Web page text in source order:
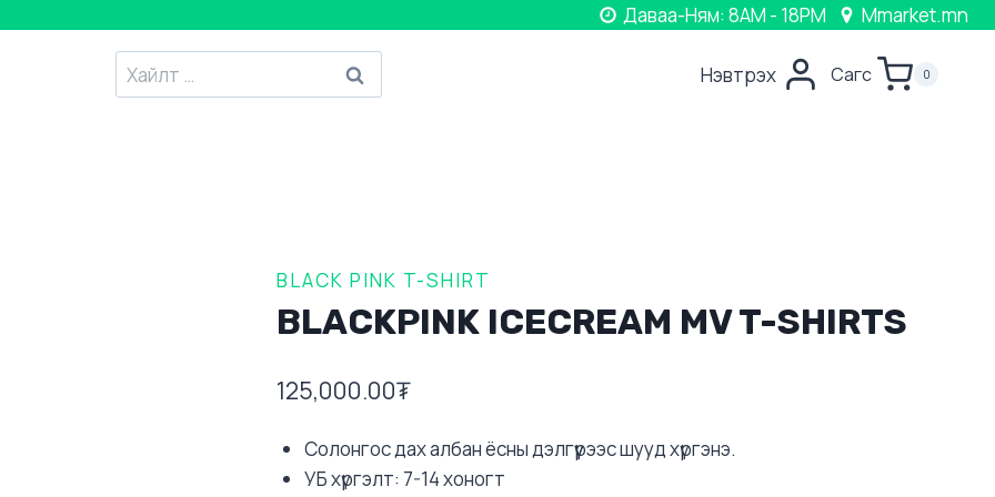
Даваа-Ням: 8AM - 18PM Mmarket.mn
Хайлтанд
:
Нэвтрэх Сагс 0
BLACK PINK T-SHIRT
BLACKPINK ICECREAM MV T-SHIRTS
125,000.00₮
Солонгос дах албан ёсны дэлгүүрээс шууд хүргэнэ.
УБ хүргэлт: 7-14 хоногт